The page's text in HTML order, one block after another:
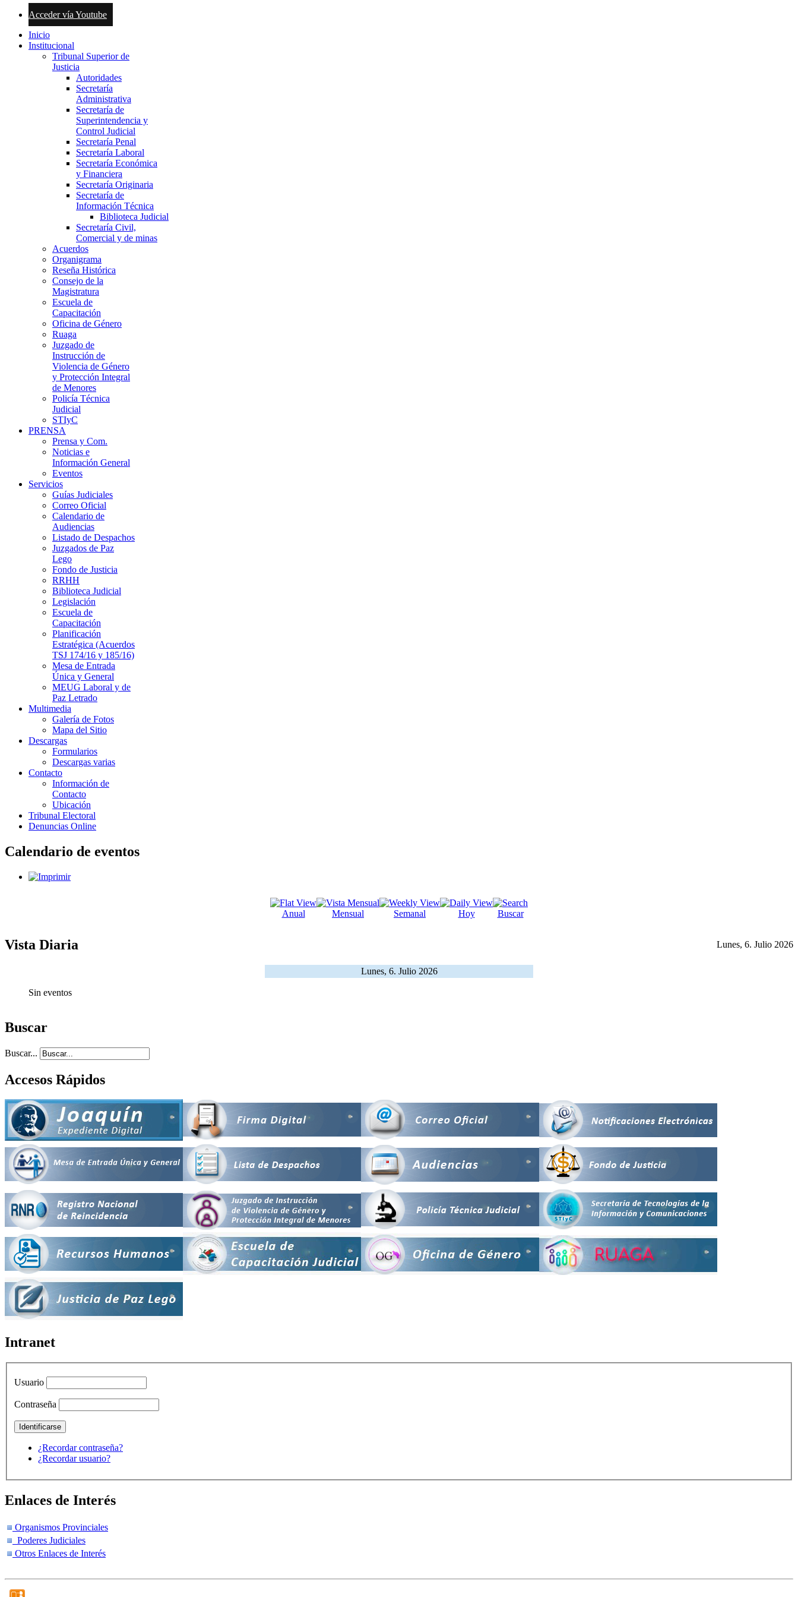
Acceder vía Youtube
Inicio
Institucional
Tribunal Superior de
Justicia
Autoridades
Secretaría
Administrativa
Secretaría de
Superintendencia y
Control Judicial
Secretaría Penal
Secretaría Laboral
Secretaría Económica
y Financiera
Secretaría Originaria
Secretaría de
Información Técnica
Biblioteca Judicial
Secretaría Civil,
Comercial y de minas
Acuerdos
Organigrama
Reseña Histórica
Consejo de la
Magistratura
Escuela de
Capacitación
Oficina de Género
Ruaga
Juzgado de
Instrucción de
Violencia de Género
y Protección Integral
de Menores
Policía Técnica
Judicial
STIyC
PRENSA
Prensa y Com.
Noticias e
Información General
Eventos
Servicios
Guías Judiciales
Correo Oficial
Calendario de
Audiencias
Listado de Despachos
Juzgados de Paz
Lego
Fondo de Justicia
RRHH
Biblioteca Judicial
Legislación
Escuela de
Capacitación
Planificación
Estratégica (Acuerdos
TSJ 174/16 y 185/16)
Mesa de Entrada
Única y General
MEUG Laboral y de
Paz Letrado
Multimedia
Galería de Fotos
Mapa del Sitio
Descargas
Formularios
Descargas varias
Contacto
Información de
Contacto
Ubicación
Tribunal Electoral
Denuncias Online
Calendario de eventos
Anual Mensual Semanal Hoy Buscar
Vista Diaria Lunes, 6. Julio 2026
Lunes, 6. Julio 2026
Sin eventos
Buscar
Buscar...
Accesos Rápidos
Intranet
Usuario
Contraseña
¿Recordar contraseña?
¿Recordar usuario?
Enlaces de Interés
Organismos Provinciales
Poderes Judiciales
Otros Enlaces de Interés